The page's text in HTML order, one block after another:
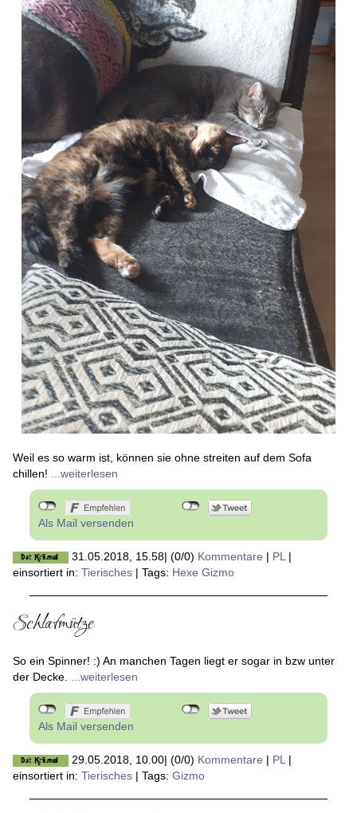
Weil es so warm ist, können sie ohne streiten auf dem Sofa
chillen! ...weiterlesen
Als Mail versenden
31.05.2018, 15.58| (0/0) Kommentare | PL|
einsortiert in: Tierisches | Tags: Hexe Gizmo
Schlafmütze
So ein Spinner! :) An manchen Tagen liegt er sogar in bzw unter
der Decke. ...weiterlesen
Als Mail versenden
29.05.2018, 10.00| (0/0) Kommentare | PL|
einsortiert in: Tierisches | Tags: Gizmo